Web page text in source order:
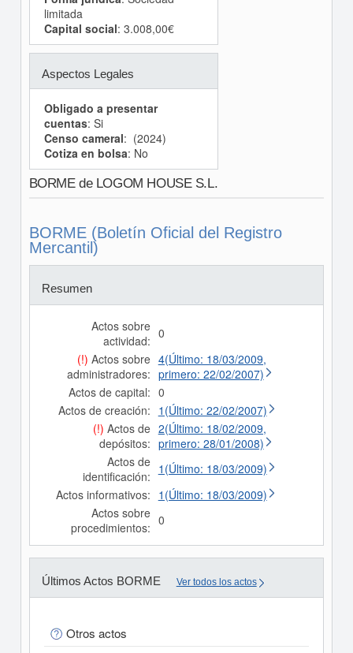
limitada
Capital social: 3.008,00€
Aspectos Legales
Obligado a presentar
cuentas: Si
Censo cameral: (2024)
Cotiza en bolsa: No
BORME de LOGOM HOUSE S.L.
BORME (Boletín Oficial del Registro
Mercantil)
Resumen
Actos sobre
actividad: 0
(!) Actos sobre
administradores:
4(Último: 18/03/2009,
primero: 22/02/2007)
Actos de capital: 0
Actos de creación: 1(Último: 22/02/2007)
(!) Actos de
depósitos:
2(Último: 18/02/2009,
primero: 28/01/2008)
Actos de
identificación: 1(Último: 18/03/2009)
Actos informativos: 1(Último: 18/03/2009)
Actos sobre
procedimientos: 0
Últimos Actos BORME Ver todos los actos
Otros actos